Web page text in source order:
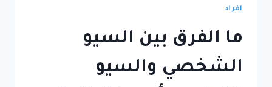
افراد
ما الفرق بين السيو
الشخصي والسيو